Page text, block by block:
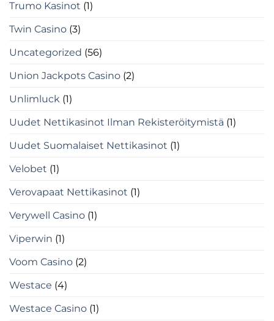
Trumo Kasinot (1)
Twin Casino (3)
Uncategorized (56)
Union Jackpots Casino (2)
Unlimluck (1)
Uudet Nettikasinot Ilman Rekisteröitymistä (1)
Uudet Suomalaiset Nettikasinot (1)
Velobet (1)
Verovapaat Nettikasinot (1)
Verywell Casino (1)
Viperwin (1)
Voom Casino (2)
Westace (4)
Westace Casino (1)